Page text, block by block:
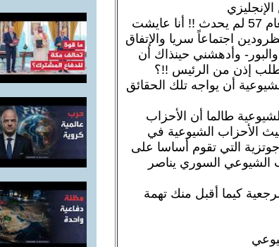
ليقل لي أحدهم أن طرد أعضاء المكتب السياسي في العام 57 لم يحدث !! أنا عايشت
اجتماعاً سريا والإتفاق
وأدهشني حينذاك أن
طلب إذن من الرئيس !!؟
أن يواجه تلك الحقائق
طالما أن الأحزاب
الأحزاب الشيوعية في
التي تقوم أساسا على
الشيوعي السوري يناصر
كيما أقبل منك تهمة